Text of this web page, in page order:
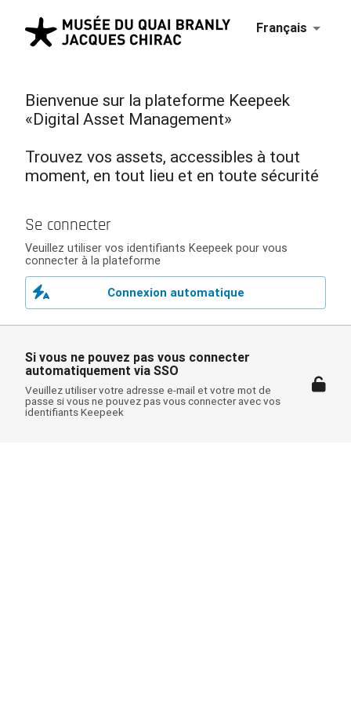
Français
Bienvenue sur la plateforme Keepeek
«Digital Asset Management»
Trouvez vos assets, accessibles à tout
moment, en tout lieu et en toute sécurité
Se connecter
Veuillez utiliser vos identifiants Keepeek pour vous
connecter à la plateforme
Connexion automatique
Si vous ne pouvez pas vous connecter
automatiquement via SSO
Veuillez utiliser votre adresse e-mail et votre mot de
passe si vous ne pouvez pas vous connecter avec vos
identifiants Keepeek